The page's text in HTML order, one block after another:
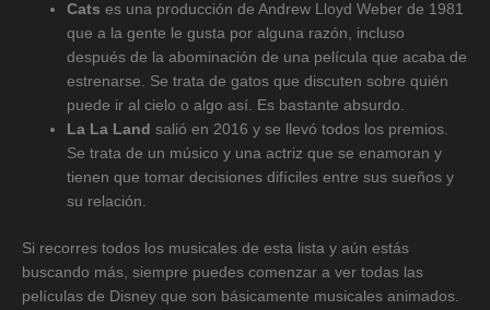
Catses una producción de Andrew Lloyd Weber de 1981
que a la gente le gusta por alguna razón, incluso
después de la abominación de una película que acaba de
estrenarse. Se trata de gatos que discuten sobre quién
puede ir al cielo o algo así. Es bastante absurdo.
La La Landsalió en 2016 y se llevó todos los premios.
Se trata de un músico y una actriz que se enamoran y
tienen que tomar decisiones difíciles entre sus sueños y
su relación.
Si recorres todos los musicales de esta lista y aún estás
buscando más, siempre puedes comenzar a ver todas las
películas de Disney que son básicamente musicales animados.